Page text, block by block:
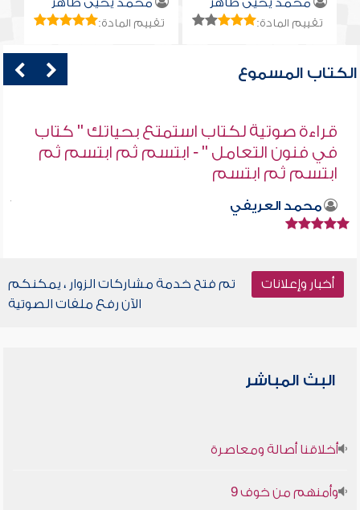
محمد يحيى طاهر
تقييم المادة:
محمد يحيى طاهر
تقييم المادة:
الكتاب المسموع
قراءة صوتية لكتاب استمتع بحياتك " كتاب
في فنون التعامل " - ابتسم ثم ابتسم ثم
ابتسم ثم ابتسم
محمد العريفي
أخبار وإعلانات
تم فتح خدمة مشاركات الزوار ، يمكنكم
الآن رفع ملفات الصوتية
البث المباشر
أخلاقنا أصالة ومعاصرة
وأمنهم من خوف 9